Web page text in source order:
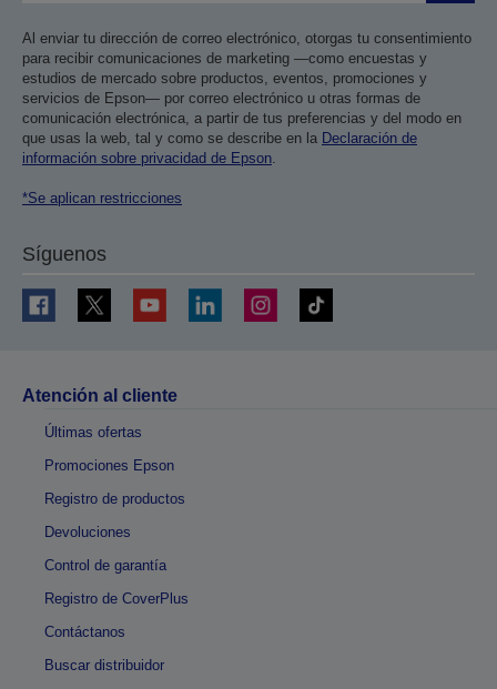
Al enviar tu dirección de correo electrónico, otorgas tu consentimiento
para recibir comunicaciones de marketing —como encuestas y
estudios de mercado sobre productos, eventos, promociones y
servicios de Epson— por correo electrónico u otras formas de
comunicación electrónica, a partir de tus preferencias y del modo en
que usas la web, tal y como se describe en la Declaración de
información sobre privacidad de Epson.
*Se aplican restricciones
Síguenos
Atención al cliente
Últimas ofertas
Promociones Epson
Registro de productos
Devoluciones
Control de garantía
Registro de CoverPlus
Contáctanos
Buscar distribuidor